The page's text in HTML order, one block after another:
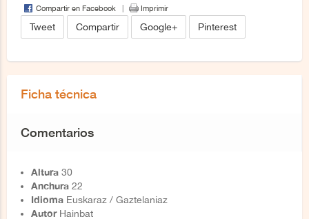
Compartir en Facebook Imprimir
Tweet Compartir Google+ Pinterest
Ficha técnica
Comentarios
Altura 30
Anchura 22
Idioma Euskaraz / Gaztelaniaz
AutorHainbat